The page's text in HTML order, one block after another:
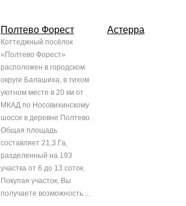
Полтево Форест
Коттеджный посёлок
«Полтево Форест»
расположен в городском
округе Балашиха, в тихом
уютном месте в 20 км от
МКАД по Носовихинскому
шоссе в деревне Полтево.
Общая площадь
составляет 21,3 Га,
разделенный на 193
участка от 6 до 13 соток.
Покупая участок, Вы
получаете возможность ...
Астерра